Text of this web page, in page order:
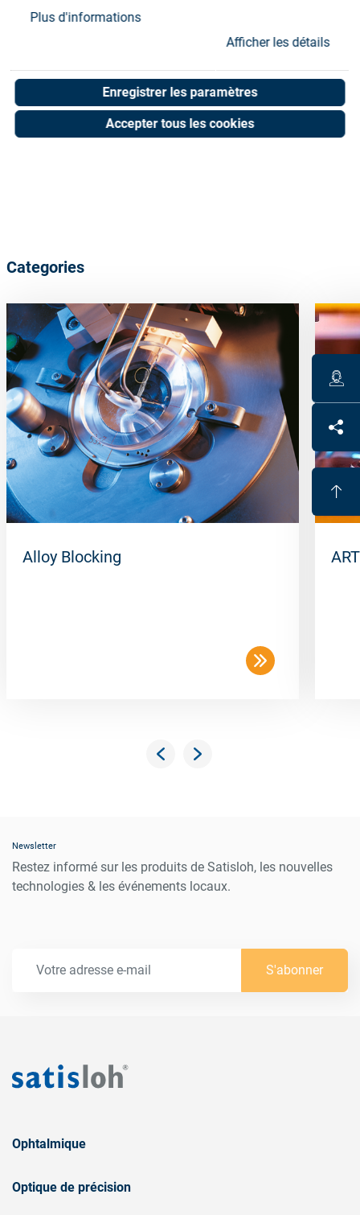
Plus d'informations
Afficher les détails
Enregistrer les paramètres
Accepter tous les cookies
Art. No. 65051103
Shop now
Categories
Alloy Blocking
Newsletter
Restez informé sur les produits de Satisloh, les nouvelles
technologies & les événements locaux.
S'abonner
Ophtalmique
Optique de précision